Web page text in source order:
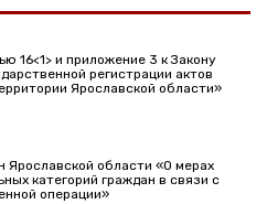
16<1> и приложение 3 к Закону
регистрации актов
Ярославской области»
Ярославской области «О мерах
категорий граждан в связи с
операции»